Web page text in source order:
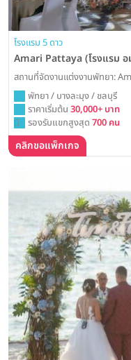
โรงแรม 5 ดาว
Amari Pattaya (โรงแรม อ
สถานที่จัดงานแต่งงานพัทยา:
พัทยา / บางละมุง / ชลบุรี
ราคาเริ่มต้น 30,000+ บาท
รองรับแขกสูงสุด 700 คน
คลิกขอแพ็กเกจ